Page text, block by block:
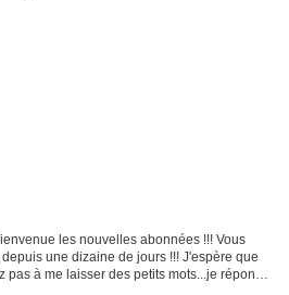
les nouvelles abonnées !!! Vous
une dizaine de jours !!! J'espère que
pas à me laisser des petits mots...je réponds